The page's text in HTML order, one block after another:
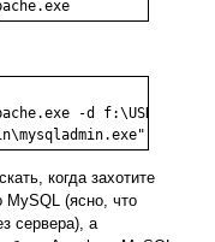
-d
когда захотите
(ясно, что
сервера), а